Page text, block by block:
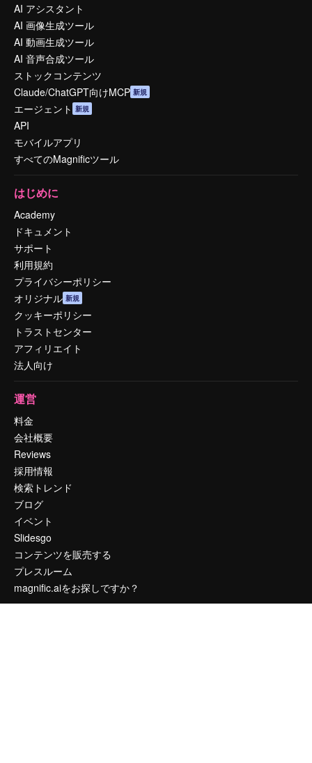
AI アシスタント
AI 画像生成ツール
AI 動画生成ツール
AI 音声合成ツール
ストックコンテンツ
Claude/ChatGPT向けMCP 新規
エージェント 新規
API
モバイルアプリ
すべてのMagnificツール
はじめに
Academy
ドキュメント
サポート
利用規約
プライバシーポリシー
オリジナル 新規
クッキーポリシー
トラストセンター
アフィリエイト
法人向け
運営
料金
会社概要
Reviews
採用情報
検索トレンド
ブログ
イベント
Slidesgo
コンテンツを販売する
プレスルーム
magnific.aiをお探しですか？